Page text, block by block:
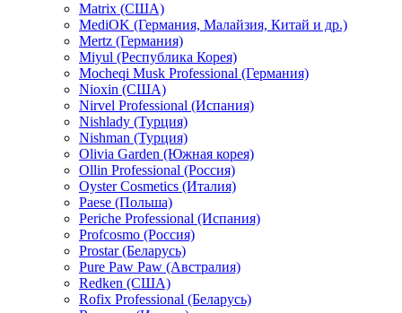
Matrix (США)
MediOK (Германия, Малайзия, Китай и др.)
Mertz (Германия)
Miyul (Республика Корея)
Mocheqi Musk Professional (Германия)
Nioxin (США)
Nirvel Professional (Испания)
Nishlady (Турция)
Nishman (Турция)
Olivia Garden (Южная корея)
Ollin Professional (Россия)
Oyster Cosmetics (Италия)
Paese (Польша)
Periche Professional (Испания)
Profcosmo (Россия)
Prostar (Беларусь)
Pure Paw Paw (Австралия)
Redken (США)
Rofix Professional (Беларусь)